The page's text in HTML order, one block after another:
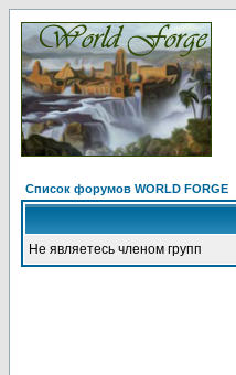
Список форумов WORLD FORGE
Не являетесь членом групп